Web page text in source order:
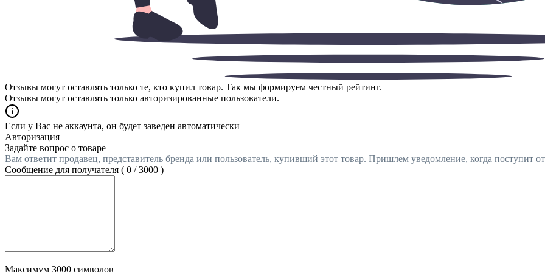
Отзывы могут оставлять только те, кто купил товар. Так мы формируем честный рейтинг.
Отзывы могут оставлять только авторизированные пользователи.
Если у Вас не аккаунта, он будет заведен автоматически
Авторизация
Задайте вопрос о товаре
Вам ответит продавец, представитель бренда или пользователь, купивший этот товар. Пришлем уведомление, когда поступит
Сообщение для получателя ( 0 /3000 )
Максимум 3000 символов